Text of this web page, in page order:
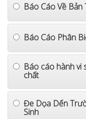
Báo Cáo Về
Báo Cáo Phân
Báo cáo hành vi
chất
Đe Dọa Dến
Sinh